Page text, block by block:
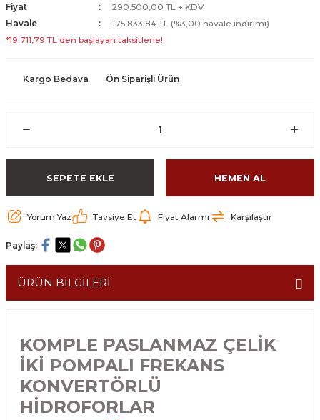
Fiyat
290.500,00 TL + KDV
Havale
175.833,84 TL (%3,00 havale indirimi)
*19.711,79 TL den başlayan taksitlerle!
Kargo Bedava Ön Siparişli Ürün
SEPETE EKLE HEMEN AL
Yorum Yaz Tavsiye Et Fiyat Alarmı Karşılaştır
Paylaş:
ÜRÜN BİLGİLERİ
KOMPLE PASLANMAZ ÇELİK
İKİ POMPALI FREKANS
KONVERTÖRLÜ
HİDROFORLAR